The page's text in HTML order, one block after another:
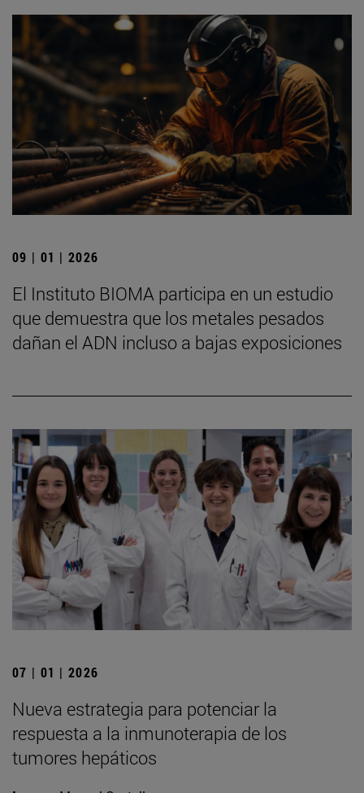
09 | 01 | 2026
El Instituto BIOMA participa en un estudio
que demuestra que los metales pesados
dañan el ADN incluso a bajas exposiciones
07 | 01 | 2026
Nueva estrategia para potenciar la
respuesta a la inmunoterapia de los
tumores hepáticos